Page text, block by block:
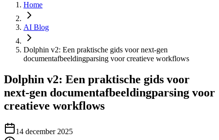
Home
AI Blog
Dolphin v2: Een praktische gids voor next-gen
documentafbeeldingparsing voor creatieve workflows
Dolphin v2: Een praktische gids voor
next-gen documentafbeeldingparsing voor
creatieve workflows
14 december 2025